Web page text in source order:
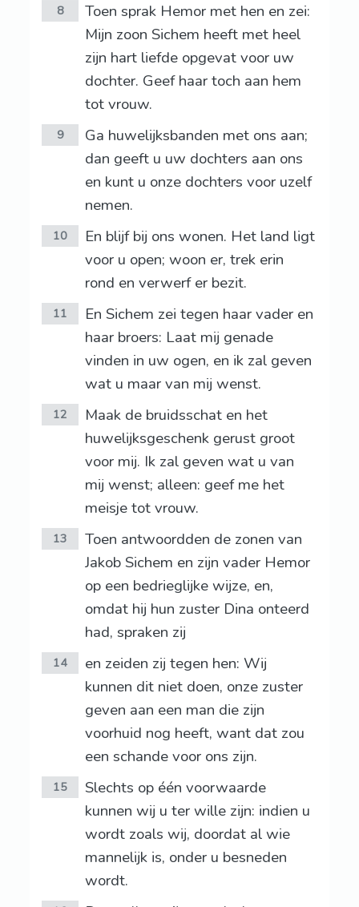
8
Toen sprak Hemor met hen en zei:
Mijn zoon Sichem heeft met heel
zijn hart liefde opgevat voor uw
dochter. Geef haar toch aan hem
tot vrouw.
9
Ga huwelijksbanden met ons aan;
dan geeft u uw dochters aan ons
en kunt u onze dochters voor uzelf
nemen.
10
En blijf bij ons wonen. Het land ligt
voor u open; woon er, trek erin
rond en verwerf er bezit.
11
En Sichem zei tegen haar vader en
haar broers: Laat mij genade
vinden in uw ogen, en ik zal geven
wat u maar van mij wenst.
12
Maak de bruidsschat en het
huwelijksgeschenk gerust groot
voor mij. Ik zal geven wat u van
mij wenst; alleen: geef me het
meisje tot vrouw.
13
Toen antwoordden de zonen van
Jakob Sichem en zijn vader Hemor
op een bedrieglijke wijze, en,
omdat hij hun zuster Dina onteerd
had, spraken zij
14
en zeiden zij tegen hen: Wij
kunnen dit niet doen, onze zuster
geven aan een man die zijn
voorhuid nog heeft, want dat zou
een schande voor ons zijn.
15
Slechts op één voorwaarde
kunnen wij u ter wille zijn: indien u
wordt zoals wij, doordat al wie
mannelijk is, onder u besneden
wordt.